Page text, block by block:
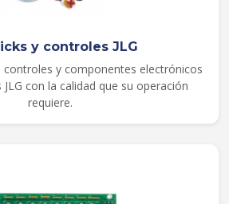
y controles JLG
controles y componentes electrónicos
con la calidad que su operación
requiere.